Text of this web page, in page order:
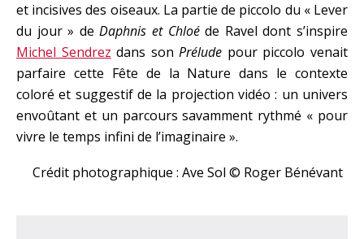
et incisives des oiseaux. La partie de piccolo du « Lever
du jour » deDaphnis et Chloéde Ravel dont s’inspire
Michel Sendrez dans sonPrélude pour piccolo venait
parfaire cette Fête de la Nature dans le contexte
coloré et suggestif de la projection vidéo : un univers
envoûtant et un parcours savamment rythmé « pour
vivre le temps infini de l’imaginaire ».
Crédit photographique : Ave Sol © Roger Bénévant